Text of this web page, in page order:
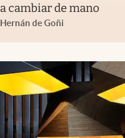
a cambiar de mano
Hernán de Goñi